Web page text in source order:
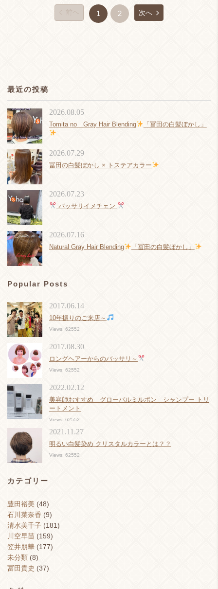
前へ 1 2 次へ
最近の投稿
Tomita no Gray Hair Blending 「冨田の白髪ぼかし」
2026.08.05
冨田の白髪ぼかし × トステアカラー
2026.07.29
バッサリイメチェン
2026.07.23
Natural Gray Hair Blending 「冨田の白髪ぼかし」
2026.07.16
Popular Posts
10年振りのご来店～
2017.06.14
Views: 62552
ロングヘアーからのバッサリ～
2017.08.30
Views: 62552
美容師おすすめ グローバルミルボン シャンプー トリ
ートメント
2022.02.12
Views: 62552
明るい白髪染め クリスタルカラーとは？？
2021.11.27
Views: 62552
カテゴリー
豊田裕美 (48)
石川菜奈香 (9)
清水美千子 (181)
川空早苗 (159)
笠井朋華 (177)
未分類 (8)
冨田貴史 (37)